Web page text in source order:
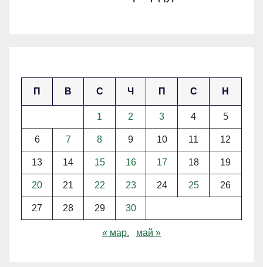
П В С Ч П С Н
1 2 3 4 5
6 7 8 9 10 11 12
13 14 15 16 17 18 19
20 21 22 23 24 25 26
27 28 29 30
« мар. май »